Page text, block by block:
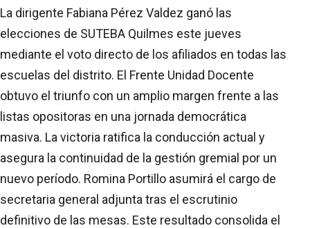
La dirigente Fabiana Pérez Valdez ganó las
elecciones de SUTEBA Quilmes este jueves
mediante el voto directo de los afiliados en todas las
escuelas del distrito. El Frente Unidad Docente
obtuvo el triunfo con un amplio margen frente a las
listas opositoras en una jornada democrática
masiva. La victoria ratifica la conducción actual y
asegura la continuidad de la gestión gremial por un
nuevo período. Romina Portillo asumirá el cargo de
secretaria general adjunta tras el escrutinio
definitivo de las mesas. Este resultado consolida el